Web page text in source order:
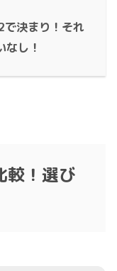
で決まり！それ
し！
較！選び